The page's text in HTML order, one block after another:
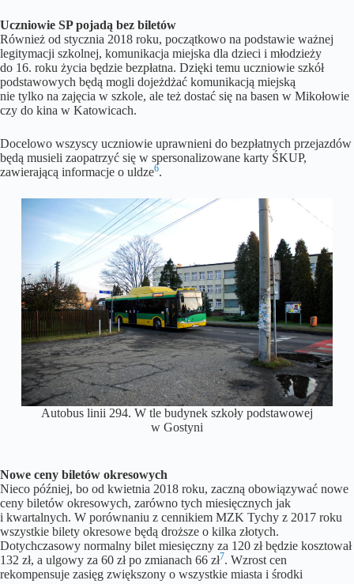
Uczniowie SP pojadą bez biletów
Również od stycznia 2018 roku, początkowo na podstawie ważnej
legitymacji szkolnej, komunikacja miejska dla dzieci i młodzieży
do 16. roku życia będzie bezpłatna. Dzięki temu uczniowie szkół
podstawowych będą mogli dojeżdżać komunikacją miejską
nie tylko na zajęcia w szkole, ale też dostać się na basen w Mikołowie
czy do kina w Katowicach.
Docelowo wszyscy uczniowie uprawnieni do bezpłatnych przejazdów
będą musieli zaopatrzyć się w spersonalizowane karty ŚKUP,
zawierającą informacje o uldze6.
Autobus linii 294. W tle budynek szkoły podstawowej
w Gostyni
Nowe ceny biletów okresowych
Nieco później, bo od kwietnia 2018 roku, zaczną obowiązywać nowe
ceny biletów okresowych, zarówno tych miesięcznych jak
i kwartalnych. W porównaniu z cennikiem MZK Tychy z 2017 roku
wszystkie bilety okresowe będą droższe o kilka złotych.
Dotychczasowy normalny bilet miesięczny za 120 zł będzie kosztował
132 zł, a ulgowy za 60 zł po zmianach 66 zł7. Wzrost cen
rekompensuje zasięg zwiększony o wszystkie miasta i środki